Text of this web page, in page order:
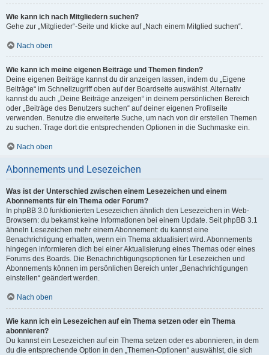
Wie kann ich nach Mitgliedern suchen?
Gehe zur „Mitglieder“-Seite und klicke auf „Nach einem Mitglied suchen“.
Nach oben
Wie kann ich meine eigenen Beiträge und Themen finden?
Deine eigenen Beiträge kannst du dir anzeigen lassen, indem du „Eigene
Beiträge“ im Schnellzugriff oben auf der Boardseite auswählst. Alternativ
kannst du auch „Deine Beiträge anzeigen“ in deinem persönlichen Bereich
oder „Beiträge des Benutzers suchen“ auf deiner eigenen Profilseite
verwenden. Benutze die erweiterte Suche, um nach von dir erstellen Themen
zu suchen. Trage dort die entsprechenden Optionen in die Suchmaske ein.
Nach oben
Abonnements und Lesezeichen
Was ist der Unterschied zwischen einem Lesezeichen und einem
Abonnements für ein Thema oder Forum?
In phpBB 3.0 funktionierten Lesezeichen ähnlich den Lesezeichen in Web-
Browsern: du bekamst keine Informationen bei einem Update. Seit phpBB 3.1
ähneln Lesezeichen mehr einem Abonnement: du kannst eine
Benachrichtigung erhalten, wenn ein Thema aktualisiert wird. Abonnements
hingegen informieren dich bei einer Aktualisierung eines Themas oder eines
Forums des Boards. Die Benachrichtigungsoptionen für Lesezeichen und
Abonnements können im persönlichen Bereich unter „Benachrichtigungen
einstellen“ geändert werden.
Nach oben
Wie kann ich ein Lesezeichen auf ein Thema setzen oder ein Thema
abonnieren?
Du kannst ein Lesezeichen auf ein Thema setzen oder es abonnieren, in dem
du die entsprechende Option in den „Themen-Optionen“ auswählst, die sich